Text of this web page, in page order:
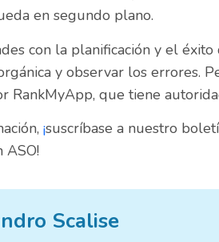
en segundo plano.
con la planificación y el
y observar los errores.
RankMyApp, que tiene
¡suscríbase a nuestro
ASO!
Scalise